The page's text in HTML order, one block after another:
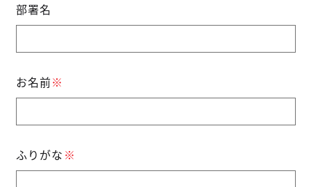
部署名
お名前※
ふりがな ※